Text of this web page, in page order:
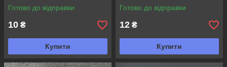
Готово до відправки
10 ₴
Купити
Готово до відправки
12 ₴
Купити